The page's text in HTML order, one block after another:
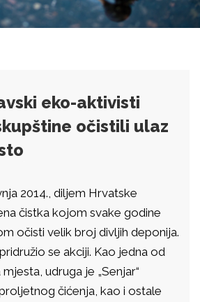
eko-aktivisti
očistili ulaz
2014., diljem Hrvatske
čistka kojom svake godine
očisti velik broj divljih deponija.
se akciji. Kao jedna od
udruga je „Senjar“
čićenja, kao i ostale